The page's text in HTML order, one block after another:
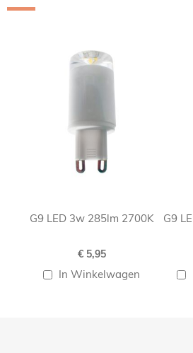
G9 LED 3w 285lm 2700K
€ 5,95
In Winkelwagen
G9